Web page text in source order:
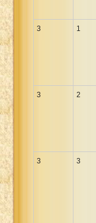
3 1
3 2
3 3